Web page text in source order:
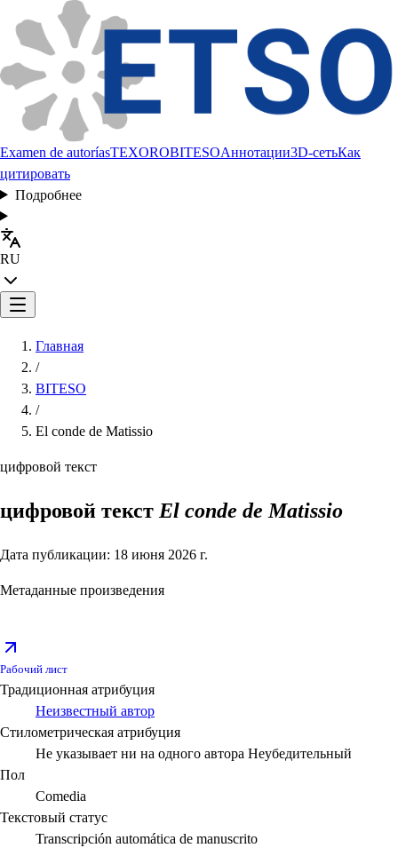
Examen de autoríasTEXOROBITESOАннотации3D-сетьКак
цитировать
Подробнее
RU
Главная
/
BITESO
/
El conde de Matissio
цифровой текст
цифровой текст El conde de Matissio
Дата публикации: 18 июня 2026 г.
Метаданные произведения
Рабочий лист
Традиционная атрибуция
Неизвестный автор
Стилометрическая атрибуция
Не указывает ни на одного автора Неубедительный
Пол
Comedia
Текстовый статус
Transcripción automática de manuscrito